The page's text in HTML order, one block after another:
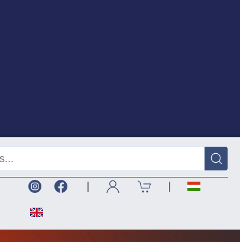
| |